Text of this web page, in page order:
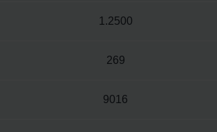
1.2500
269
9016